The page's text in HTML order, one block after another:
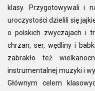
klasy. Przygotowywali i
uroczystości dzielili się
o polskich zwyczajach i
chrzan, ser, wędliny i
zabrakło też
instrumentalnej muzyki i
Głównym celem